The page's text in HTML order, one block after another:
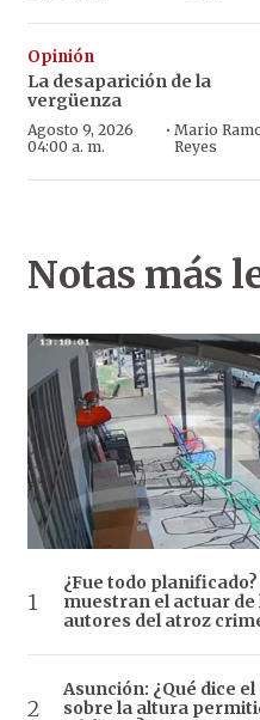
Opinión
La desaparición de la
vergüenza
Agosto 9, 2026
04:00 a. m.
· Mario
Reyes
Notas más
¿Fue todo
muestran el actuar de
autores del atroz
Asunción: ¿Qué dice
sobre la altura